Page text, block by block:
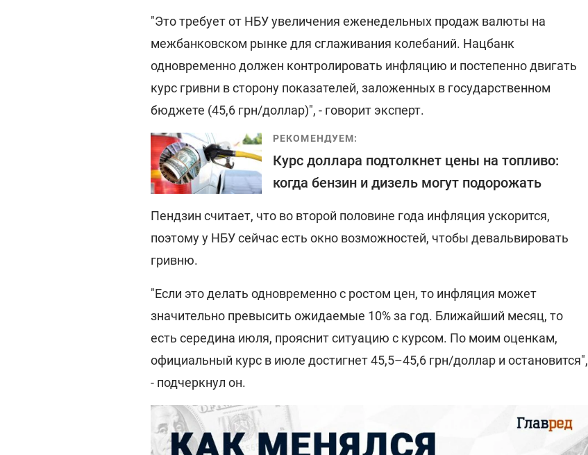
"Это требует от НБУ увеличения еженедельных продаж валюты на
межбанковском рынке для сглаживания колебаний. Нацбанк
одновременно должен контролировать инфляцию и постепенно двигать
курс гривни в сторону показателей, заложенных в государственном
бюджете (45,6 грн/доллар)", - говорит эксперт.
РЕКОМЕНДУЕМ:
Курс доллара подтолкнет цены на топливо:
когда бензин и дизель могут подорожать
Пендзин считает, что во второй половине года инфляция ускорится,
поэтому у НБУ сейчас есть окно возможностей, чтобы девальвировать
гривню.
"Если это делать одновременно с ростом цен, то инфляция может
значительно превысить ожидаемые 10% за год. Ближайший месяц, то
есть середина июля, прояснит ситуацию с курсом. По моим оценкам,
официальный курс в июле достигнет 45,5–45,6 грн/доллар и остановится",
- подчеркнул он.